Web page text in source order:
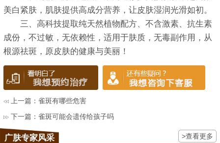
美白紧肤，肌肤提供高成分营养，让皮肤湿润光滑如初。
三、高科技提取纯天然植物配方、不含激素、抗生素
成份，不过敏，无依赖性，适用于肤质，无毒副作用，从
根源祛斑，原皮肤的健康与美丽！
上一篇：雀斑有哪些危害
下一篇：雀斑可能会遗传给孩子吗
广肤专家风采 >查看更多